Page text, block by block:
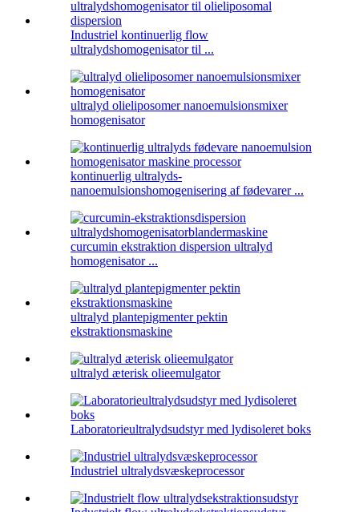
Industriel kontinuerlig flow
ultralydshomogenisator til ...
ultralyd olieliposomer nanoemulsionsmixer
homogenisator
kontinuerlig ultralyds-
nanoemulsionshomogenisering af fødevarer ...
curcumin ekstraktion dispersion ultralyd
homogenisator ...
ultralyd plantepigmenter pektin
ekstraktionsmaskine
ultralyd æterisk olieemulgator
Laboratorieultralydsudstyr med lydisoleret boks
Industriel ultralydsvæskeprocessor